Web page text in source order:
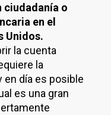
ciudadanía o
en el
Unidos.
la cuenta
la
en día es posible
es una gran